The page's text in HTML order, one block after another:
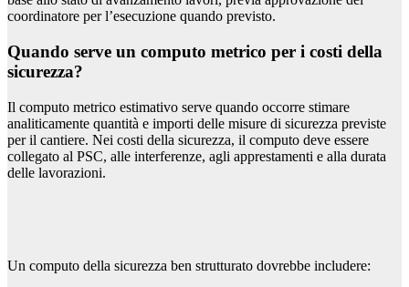
coordinatore per l’esecuzione quando previsto.
Quando serve un computo metrico per i costi della
sicurezza?
Il computo metrico estimativo serve quando occorre stimare
analiticamente quantità e importi delle misure di sicurezza previste
per il cantiere. Nei costi della sicurezza, il computo deve essere
collegato al PSC, alle interferenze, agli apprestamenti e alla durata
delle lavorazioni.
Un computo della sicurezza ben strutturato dovrebbe includere: